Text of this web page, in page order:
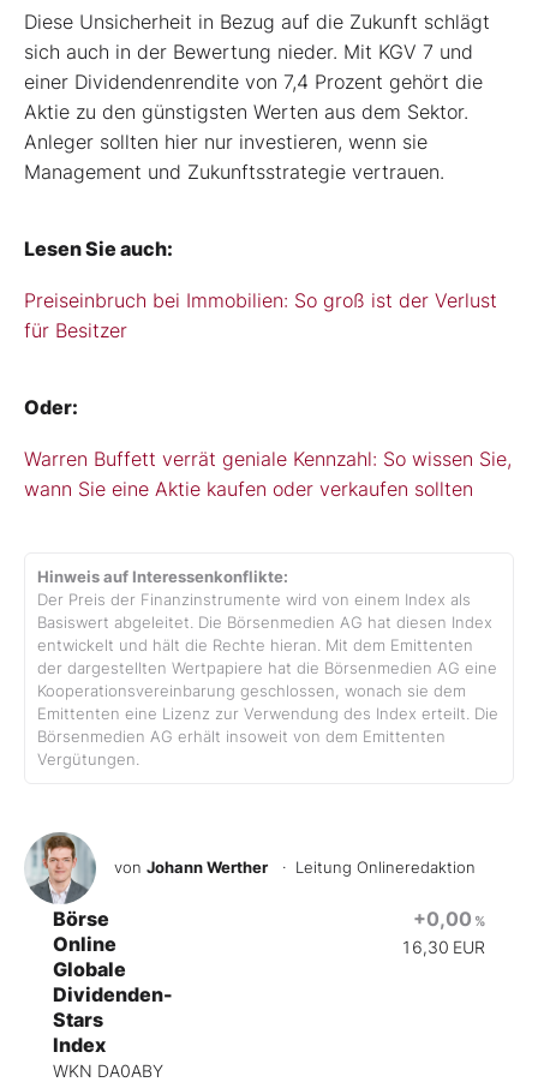
Diese Unsicherheit in Bezug auf die Zukunft schlägt
sich auch in der Bewertung nieder. Mit KGV 7 und
einer Dividendenrendite von 7,4 Prozent gehört die
Aktie zu den günstigsten Werten aus dem Sektor.
Anleger sollten hier nur investieren, wenn sie
Management und Zukunftsstrategie vertrauen.
Lesen Sie auch:
Preiseinbruch bei Immobilien: So groß ist der Verlust
für Besitzer
Oder:
Warren Buffett verrät geniale Kennzahl: So wissen Sie,
wann Sie eine Aktie kaufen oder verkaufen sollten
Hinweis auf Interessenkonflikte:
Der Preis der Finanzinstrumente wird von einem Index als
Basiswert abgeleitet. Die Börsenmedien AG hat diesen Index
entwickelt und hält die Rechte hieran. Mit dem Emittenten
der dargestellten Wertpapiere hat die Börsenmedien AG eine
Kooperationsvereinbarung geschlossen, wonach sie dem
Emittenten eine Lizenz zur Verwendung des Index erteilt. Die
Börsenmedien AG erhält insoweit von dem Emittenten
Vergütungen.
von Johann Werther · Leitung Onlineredaktion
Börse
Online
Globale
Dividenden-
Stars
Index
WKN DA0ABY
+0,00 %
16,30 EUR